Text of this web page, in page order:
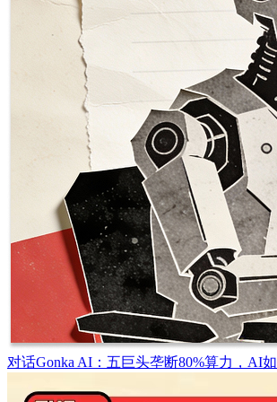
对话Gonka AI：五巨头垄断80%算力，AI